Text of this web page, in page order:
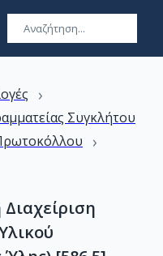
›
Συγκλήτου
›